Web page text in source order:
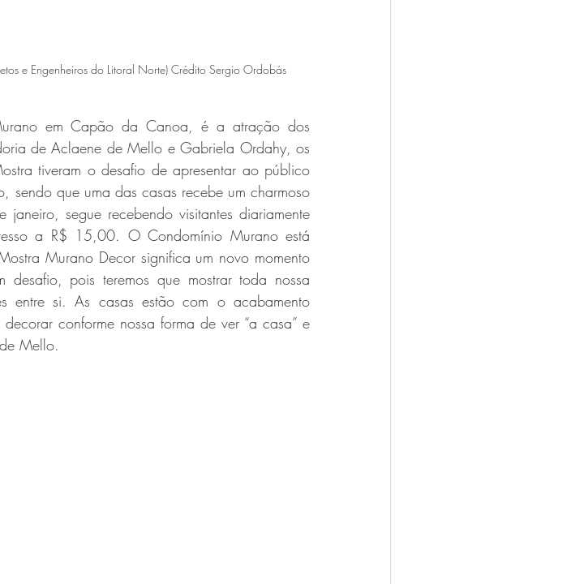
e Engenheiros do Litoral Norte) Crédito Sergio Ordobás
em Capão da Canoa, é a atração dos
de Aclaene de Mello e Gabriela Ordahy, os
tiveram o desafio de apresentar ao público
sendo que uma das casas recebe um charmoso
segue recebendo visitantes diariamente
a R$ 15,00. O Condomínio Murano está
Murano Decor significa um novo momento
pois teremos que mostrar toda nossa
entre si. As casas estão com o acabamento
conforme nossa forma de ver “a casa” e
Mello.